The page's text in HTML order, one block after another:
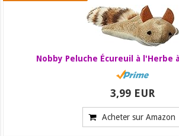
Nobby Peluche Écureuil à l'Herbe
3,99 EUR
Acheter sur Amazon